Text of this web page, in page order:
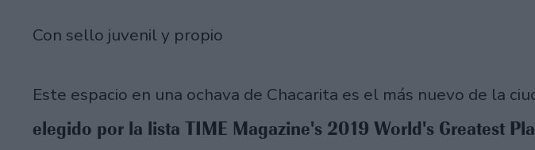
Con sello juvenil y propio
Este espacio en una ochava de Chacarita es el más nuevo de la
elegido por la lista TIME Magazine's 2019 World's Greatest